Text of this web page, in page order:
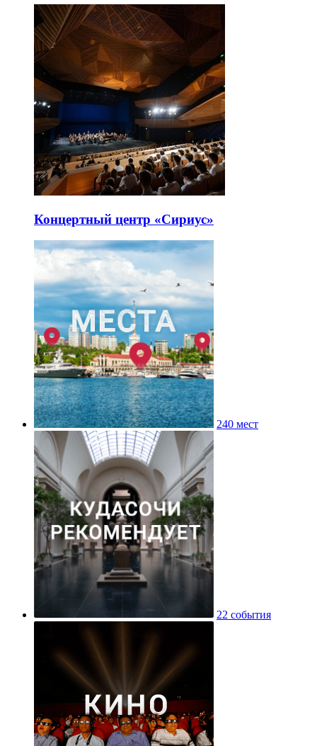
Концертный центр «Сириус»
240 мест
22 события